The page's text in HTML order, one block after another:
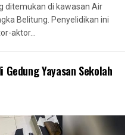
ditemukan di kawasan Air
Belitung. Penyelidikan ini
aktor...
Yayasan Sekolah